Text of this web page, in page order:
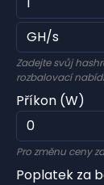
Zadejte svůj
rozbalovací
Příkon (W)
Pro změnu ceny
Poplatek za